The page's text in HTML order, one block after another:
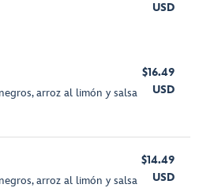
USD
arroz al limón y salsa
$16.49
USD
arroz al limón y salsa
$14.49
USD